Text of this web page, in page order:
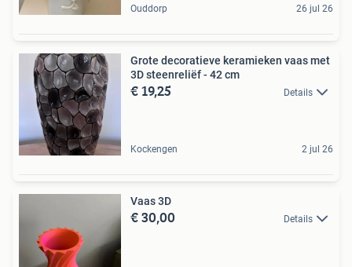
Ouddorp 26 jul 26
Grote decoratieve keramieken vaas met
3D steenreliëf - 42 cm
€ 19,25 Details
Kockengen 2 jul 26
Vaas 3D
€ 30,00 Details